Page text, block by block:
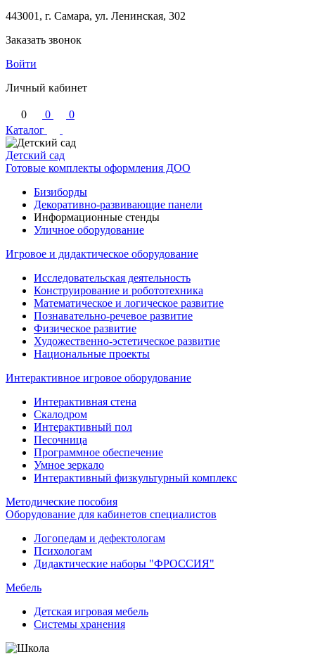
443001, г. Самара, ул. Ленинская, 302
Заказать звонок
Войти
Личный кабинет
0 0
0
Каталог
Детский сад
Готовые комплекты оформления ДОО
Бизиборды
Декоративно-развивающие панели
Информационные стенды
Уличное оборудование
Игровое и дидактическое оборудование
Исследовательская деятельность
Конструирование и робототехника
Математическое и логическое развитие
Познавательно-речевое развитие
Физическое развитие
Художественно-эстетическое развитие
Национальные проекты
Интерактивное игровое оборудование
Интерактивная стена
Скалодром
Интерактивный пол
Песочница
Программное обеспечение
Умное зеркало
Интерактивный физкультурный комплекс
Методические пособия
Оборудование для кабинетов специалистов
Логопедам и дефектологам
Психологам
Дидактические наборы "ФРОССИЯ"
Мебель
Детская игровая мебель
Системы хранения